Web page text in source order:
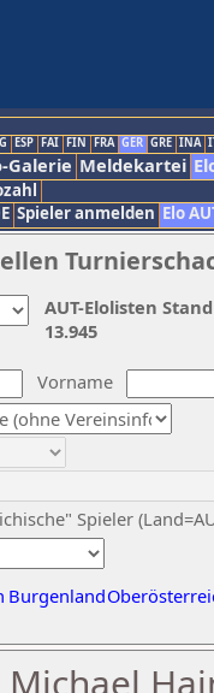
ESP FAI FIN FRA GER GRE INA
Galerie Meldekartei
Spieler anmelden Elo
Vorname
Spieler
Burgenland
AUT-Elolisten
13.945